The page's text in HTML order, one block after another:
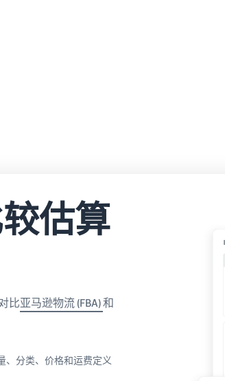
估算
比亚马逊物流 (FBA)和
、分类、价格和运费定义